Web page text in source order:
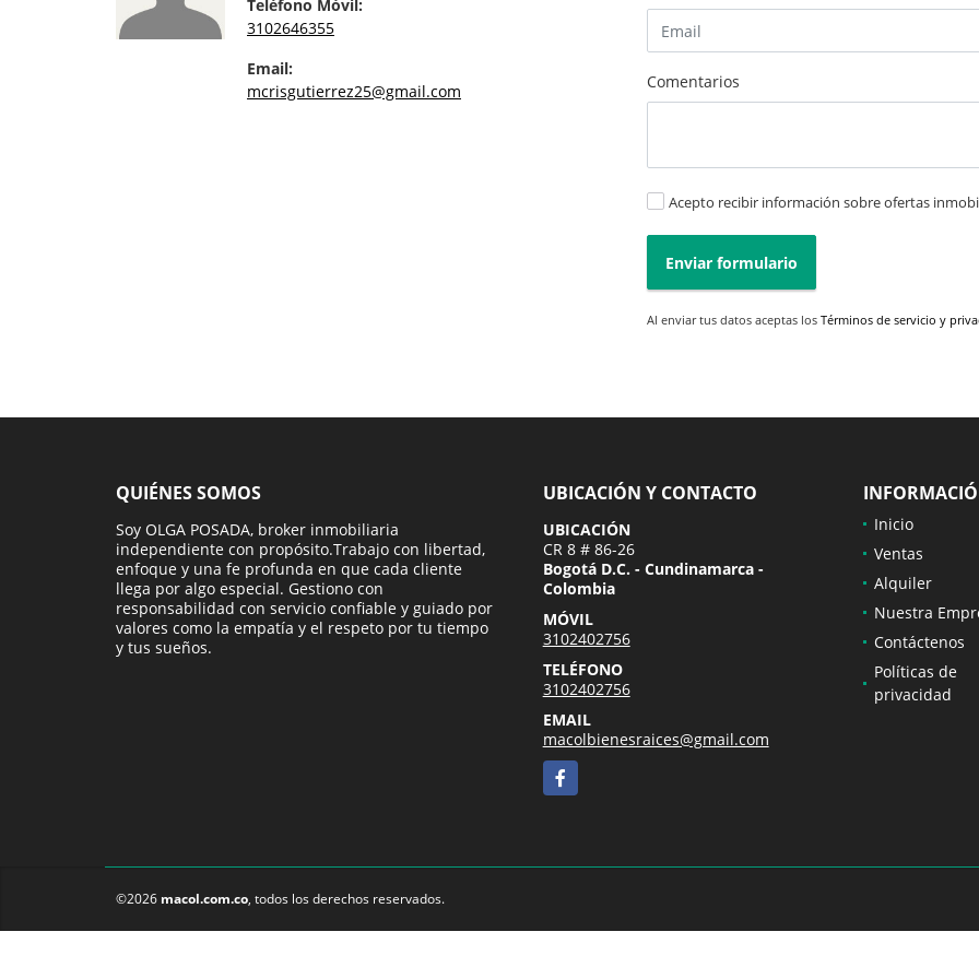
Teléfono Móvil:
3102646355
Email:
mcrisgutierrez25@gmail.com
Comentarios
Acepto recibir información sobre ofertas
Enviar formulario
Al enviar tus datos aceptas los Términos de servicio y
QUIÉNES SOMOS
Soy OLGA POSADA, broker inmobiliaria
independiente con propósito.Trabajo con libertad,
enfoque y una fe profunda en que cada cliente
llega por algo especial. Gestiono con
responsabilidad con servicio confiable y guiado por
valores como la empatía y el respeto por tu tiempo
y tus sueños.
UBICACIÓN Y CONTACTO
UBICACIÓN
CR 8 # 86-26
Bogotá D.C. - Cundinamarca -
Colombia
MÓVIL
3102402756
TELÉFONO
3102402756
EMAIL
macolbienesraices@gmail.com
Facebook
Inicio
Ventas
Alquiler
Nuestra
Contáctenos
Políticas de
privacidad
©2026 macol.com.co, todos los derechos reservados.